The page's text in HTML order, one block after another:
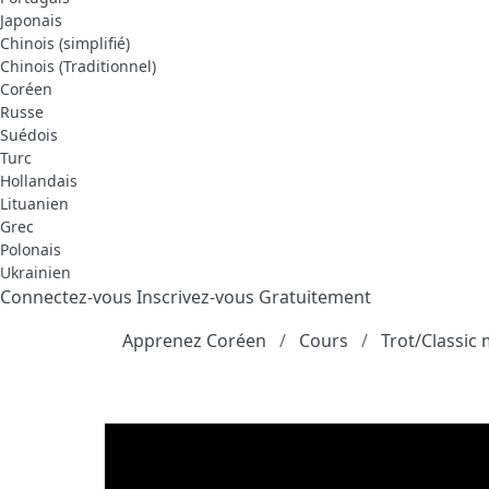
Japonais
Chinois (simplifié)
Chinois (Traditionnel)
Coréen
Russe
Suédois
Turc
Hollandais
Lituanien
Grec
Polonais
Ukrainien
Connectez-vous Inscrivez-vous Gratuitement
Apprenez Coréen
Cours Trot/Classic